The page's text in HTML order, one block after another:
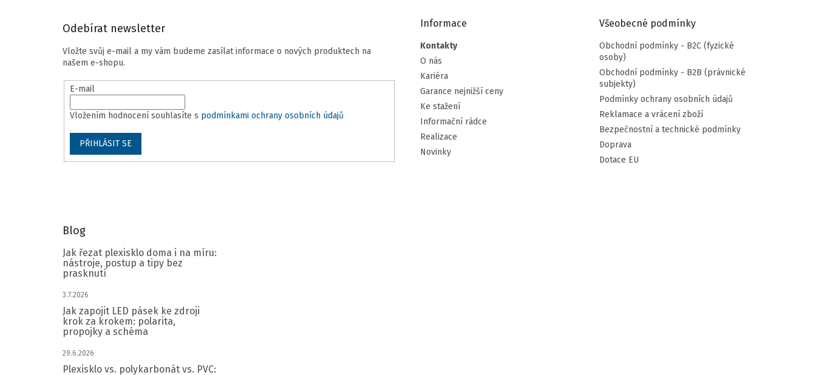
Odebírat newsletter
Vložte svůj e-mail a my vám budeme zasílat informace o nových produktech na
našem e-shopu.
E-mail
Vložením hodnocení souhlasíte s podmínkami ochrany osobních údajů
PŘIHLÁSIT SE
Informace
Kontakty
O nás
Kariéra
Garance nejnižší ceny
Ke stažení
Informační rádce
Realizace
Novinky
Všeobecné podmínky
Obchodní podmínky - B2C (fyzické
osoby)
Obchodní podmínky - B2B (právnické
subjekty)
Podmínky ochrany osobních údajů
Reklamace a vrácení zboží
Bezpečnostní a technické podmínky
Doprava
Dotace EU
Blog
Jak řezat plexisklo doma i na míru:
nástroje, postup a tipy bez
prasknutí
3.7.2026
Jak zapojit LED pásek ke zdroji
krok za krokem: polarita,
propojky a schéma
29.6.2026
Plexisklo vs. polykarbonát vs. PVC: